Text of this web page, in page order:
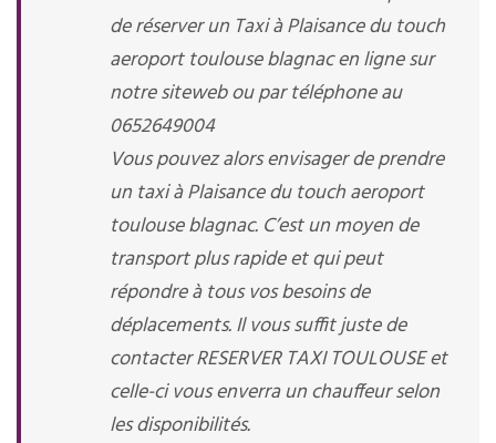
de réserver un Taxi à Plaisance du touch
aeroport toulouse blagnac en ligne sur
notre siteweb ou par téléphone au
0652649004
Vous pouvez alors envisager de prendre
un taxi à Plaisance du touch aeroport
toulouse blagnac. C’est un moyen de
transport plus rapide et qui peut
répondre à tous vos besoins de
déplacements. Il vous suffit juste de
contacter RESERVER TAXI TOULOUSE et
celle-ci vous enverra un chauffeur selon
les disponibilités.